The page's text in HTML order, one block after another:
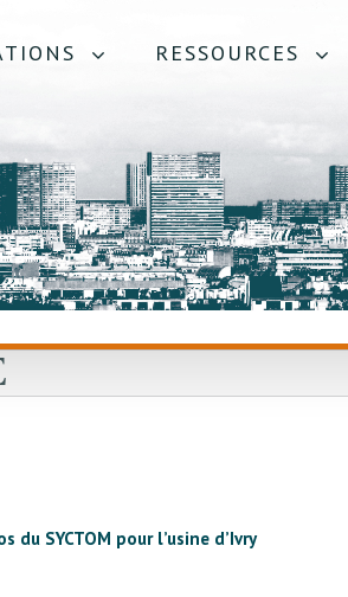
RESSOURCES
du SYCTOM pour l’usine d’Ivry